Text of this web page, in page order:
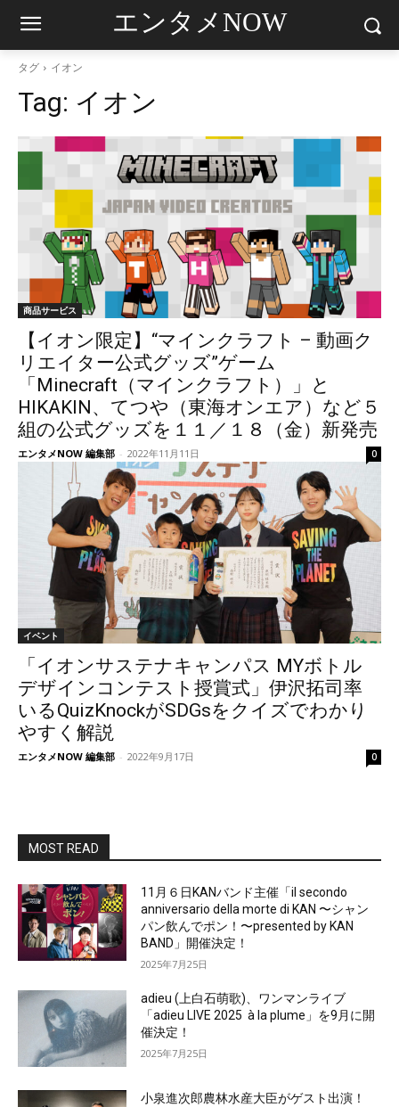
エンタメNOW
タグ イオン
Tag: イオン
商品サービス
【イオン限定】“マインクラフト – 動画ク
リエイター公式グッズ”ゲーム
「Minecraft（マインクラフト）」と
HIKAKIN、てつや（東海オンエア）など５
組の公式グッズを１１／１８（金）新発売
エンタメNOW 編集部 - 2022年11月11日 0
イベント
「イオンサステナキャンパス MYボトル
デザインコンテスト授賞式」伊沢拓司率
いるQuizKnockがSDGsをクイズでわかり
やすく解説
エンタメNOW 編集部 - 2022年9月17日 0
MOST READ
11月６日KANバンド主催「il secondo
anniversario della morte di KAN 〜シャン
パン飲んでポン！〜presented by KAN
BAND」開催決定！
2025年7月25日
adieu (上白石萌歌)、ワンマンライブ
「adieu LIVE 2025 à la plume」を9月に開
催決定！
2025年7月25日
小泉進次郎農林水産大臣がゲスト出演！